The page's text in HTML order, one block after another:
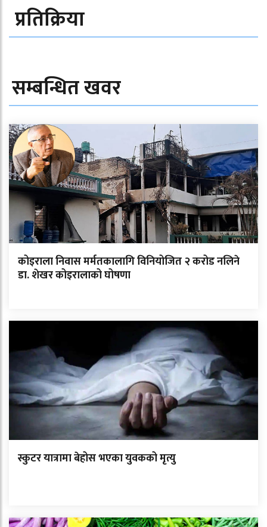
प्रतिक्रिया
सम्बन्धित खवर
कोइराला निवास मर्मतकालागि विनियोजित २ करोड नलिने
डा. शेखर कोइरालाको घोषणा
स्कुटर यात्रामा बेहोस भएका युवकको मृत्यु